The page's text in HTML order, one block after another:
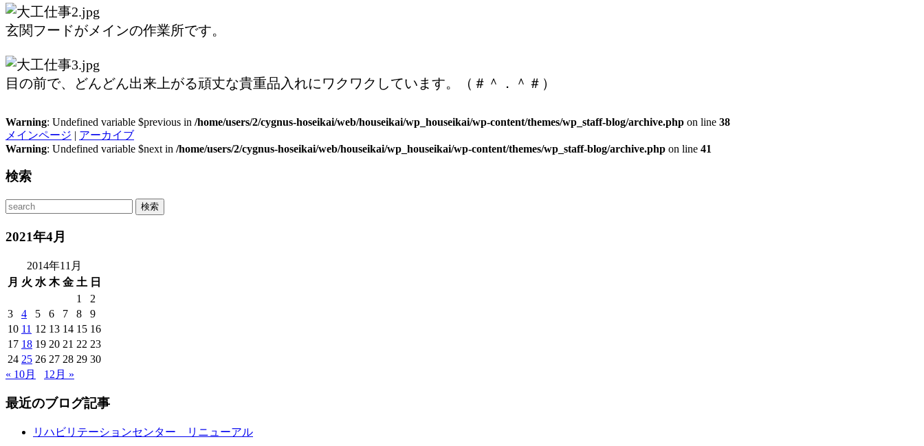
玄関フードがメインの作業所です。
目の前で、どんどん出来上がる頑丈な貴重品入れにワクワクしています。（＃＾．＾＃）
Warning: Undefined variable $previous in /home/users/2/cygnus-hoseikai/web/houseikai/wp_houseikai/wp-content/themes/wp_staff-blog/archive.php on line 38
メインページ | アーカイブ
Warning: Undefined variable $next in /home/users/2/cygnus-hoseikai/web/houseikai/wp_houseikai/wp-content/themes/wp_staff-blog/archive.php on line 41
検索
2021年4月
2014年11月
月 火 水 木 金 土 日
1
2
3
4 5 6 7 8
9
10 11 12 13 14 15 16
17 18 19 20 21 22 23
24 25 26 27 28 29 30
« 10月
12月 »
最近のブログ記事
リハビリテーションセンター リニューアル